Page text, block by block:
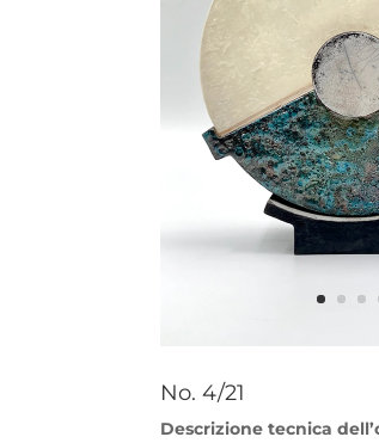
No. 4/21
Descrizione tecnica